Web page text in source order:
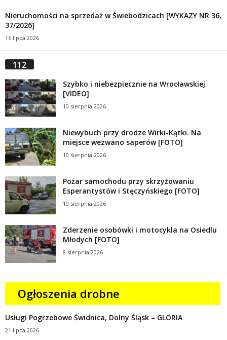
Nieruchomości na sprzedaż w Świebodzicach [WYKAZY NR 36,
37/2026]
16 lipca 2026
112
Szybko i niebezpiecznie na Wrocławskiej
[VIDEO]
10 sierpnia 2026
Niewybuch przy drodze Wirki-Kątki. Na
miejsce wezwano saperów [FOTO]
10 sierpnia 2026
Pożar samochodu przy skrzyżowaniu
Esperantystów i Stęczyńskiego [FOTO]
10 sierpnia 2026
Zderzenie osobówki i motocykla na Osiedlu
Młodych [FOTO]
8 sierpnia 2026
Ogłoszenia drobne
Usługi Pogrzebowe Świdnica, Dolny Śląsk – GLORIA
21 lipca 2026